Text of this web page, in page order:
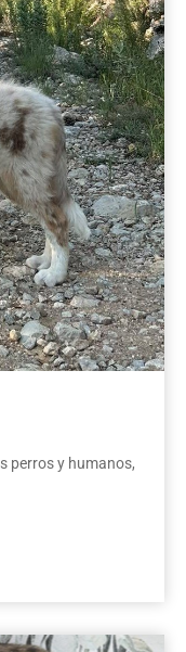
perros y humanos,